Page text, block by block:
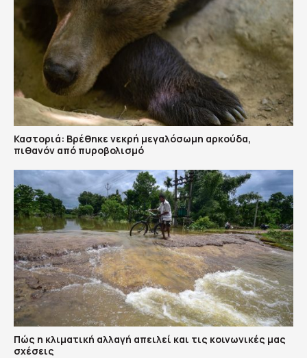
Καστοριά: Βρέθηκε νεκρή μεγαλόσωμη αρκούδα,
πιθανόν από πυροβολισμό
Πώς η κλιματική αλλαγή απειλεί και τις κοινωνικές μας
σχέσεις